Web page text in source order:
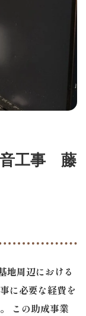
音工事 藤
地周辺における
に必要な経費を
この助成事業